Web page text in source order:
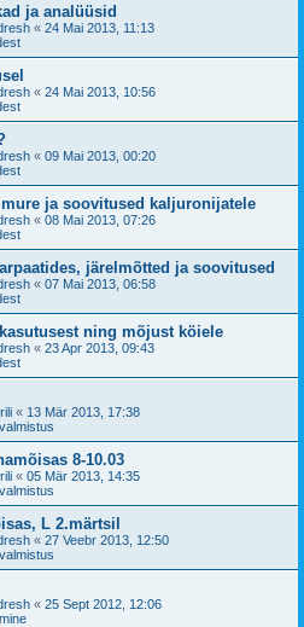
ja analüüsid
« 24 Mai 2013, 11:13
« 24 Mai 2013, 10:56
« 09 Mai 2013, 00:20
ja soovitused kaljuronijatele
« 08 Mai 2013, 07:26
järelmõtted ja soovitused
« 07 Mai 2013, 06:58
ning mõjust köiele
« 23 Apr 2013, 09:43
« 13 Mär 2013, 17:38
8-10.03
« 05 Mär 2013, 14:35
L 2.märtsil
« 27 Veebr 2013, 12:50
« 25 Sept 2012, 12:06